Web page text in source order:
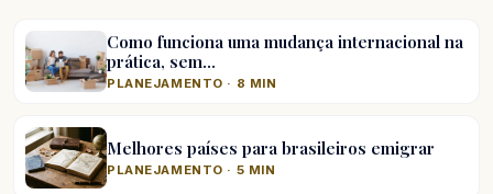
Como funciona uma mudança internacional na
prática, sem…
PLANEJAMENTO · 8 MIN
Melhores países para brasileiros emigrar
PLANEJAMENTO · 5 MIN